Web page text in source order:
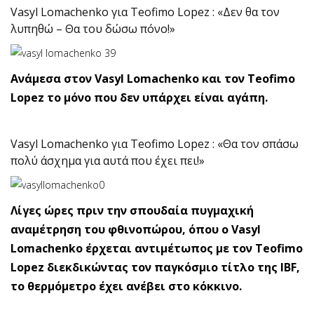
Vasyl Lomachenko για Teofimo Lopez : «Δεν θα τον
λυπηθώ – Θα του δώσω πόνο!»
Ανάμεσα στον Vasyl Lomachenko και τον Teofimo
Lopez το μόνο που δεν υπάρχει είναι αγάπη.
Vasyl Lomachenko για Teofimo Lopez : «Θα τον σπάσω
πολύ άσχημα για αυτά που έχει πει!»
Λίγες ώρες πριν την σπουδαία πυγμαχική
αναμέτρηση του φθινοπώρου, όπου ο Vasyl
Lomachenko έρχεται αντιμέτωπος με τον Teofimo
Lopez διεκδικώντας τον παγκόσμιο τίτλο της IBF,
το θερμόμετρο έχει ανέβει στο κόκκινο.